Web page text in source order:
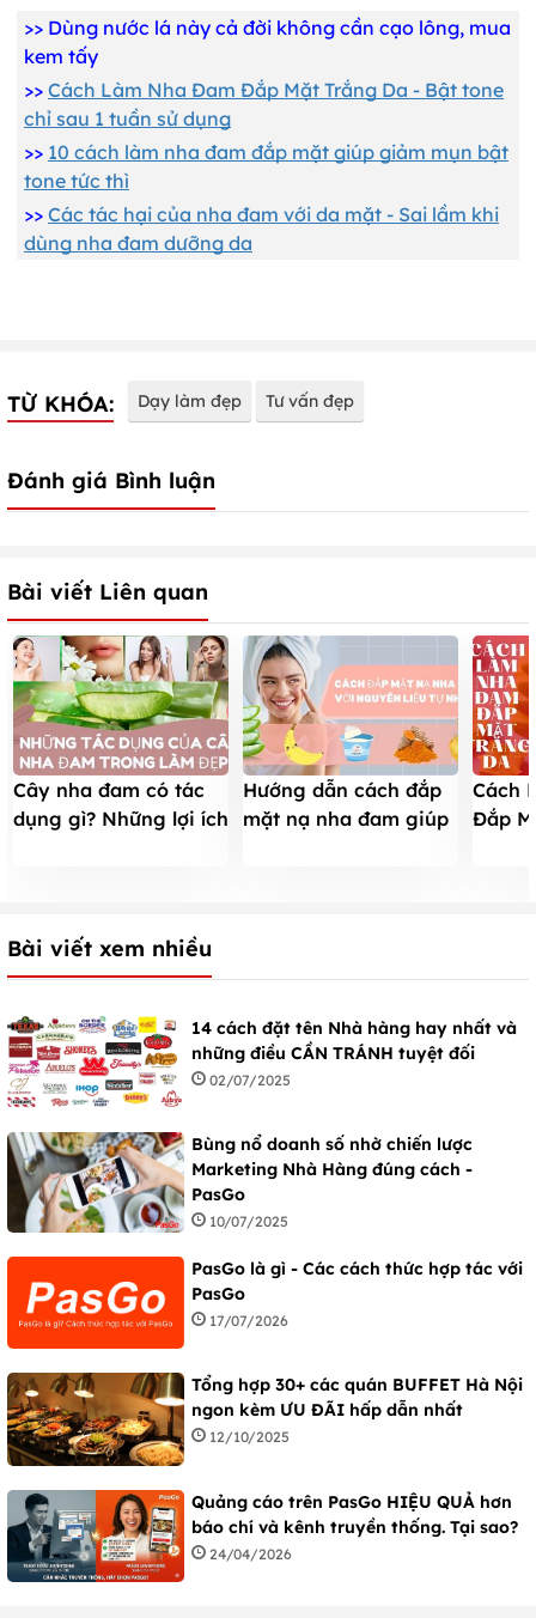
>> Dùng nước lá này cả đời không cần cạo lông, mua
kem tấy
>> Cách Làm Nha Đam Đắp Mặt Trắng Da - Bật tone
chỉ sau 1 tuần sử dụng
>> 10 cách làm nha đam đắp mặt giúp giảm mụn bật
tone tức thì
>> Các tác hại của nha đam với da mặt - Sai lầm khi
dùng nha đam dưỡng da
TỪ KHÓA: Dạy làm đẹp Tư vấn đẹp
Đánh giá Bình luận
Bài viết Liên quan
Cây nha đam có tác
dụng gì? Những lợi ích
Hướng dẫn cách đắp
mặt nạ nha đam giúp
Cách
Đắp
Bài viết xem nhiều
14 cách đặt tên Nhà hàng hay nhất và
những điều CẦN TRÁNH tuyệt đối
02/07/2025
Bùng nổ doanh số nhờ chiến lược
Marketing Nhà Hàng đúng cách -
PasGo
10/07/2025
PasGo là gì - Các cách thức hợp tác với
PasGo
17/07/2026
Tổng hợp 30+ các quán BUFFET Hà Nội
ngon kèm ƯU ĐÃI hấp dẫn nhất
12/10/2025
Quảng cáo trên PasGo HIỆU QUẢ hơn
báo chí và kênh truyền thống. Tại sao?
24/04/2026